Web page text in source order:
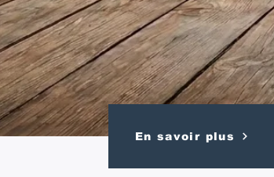
En savoir plus